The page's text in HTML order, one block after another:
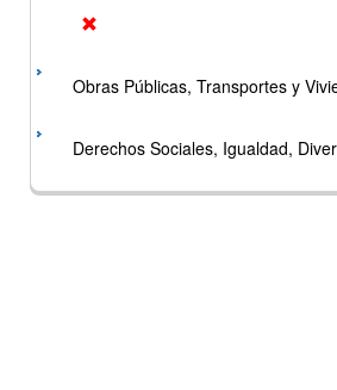
Obras Públicas, Transportes y
Derechos Sociales, Igualdad,